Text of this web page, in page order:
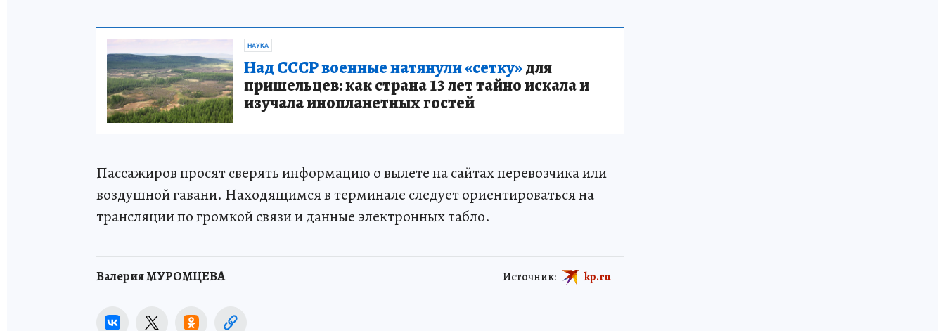
НАУКА
Над СССР военные натянули «сетку»для
пришельцев: как страна 13 лет тайно искала и
изучала инопланетных гостей
Пассажиров просят сверять информацию о вылете на сайтах перевозчика или
воздушной гавани. Находящимся в терминале следует ориентироваться на
трансляции по громкой связи и данные электронных табло.
Валерия МУРОМЦЕВА Источник: kp.ru